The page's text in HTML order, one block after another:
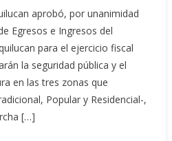
aprobó, por unanimidad
Egresos e Ingresos del
para el ejercicio fiscal
la seguridad pública y el
en las tres zonas que
Popular y Residencial-,
[…]